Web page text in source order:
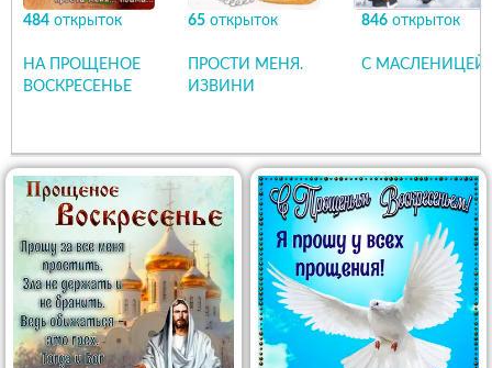
484 открыток
НА ПРОЩЕНОЕ
ВОСКРЕСЕНЬЕ
65 открыток
ПРОСТИ МЕНЯ.
ИЗВИНИ
846 открыток
С МАСЛЕНИЦЕЙ